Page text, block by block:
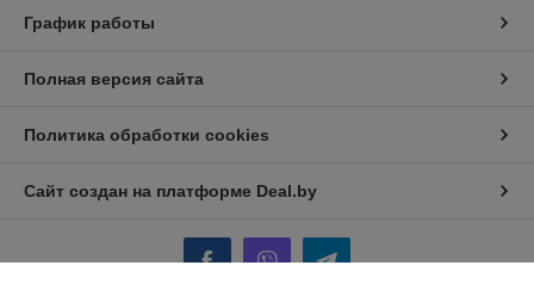
График работы
Полная версия сайта
Политика обработки cookies
Сайт создан на платформе Deal.by